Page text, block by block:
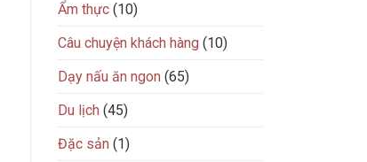
Ẩm thực(10)
Câu chuyện khách hàng (10)
Dạy nấu ăn ngon (65)
Du lịch (45)
Đặc sản (1)